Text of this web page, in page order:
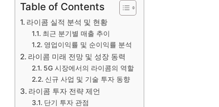
Table of Contents
라이콤 실적 분석 및 현황
최근 분기별 매출 추이
영업이익률 및 순이익률 분석
라이콤 미래 전망 및 성장 동력
5G 시장에서의 라이콤의 역할
신규 사업 및 기술 투자 동향
라이콤 투자 전략 제언
단기 투자 관점